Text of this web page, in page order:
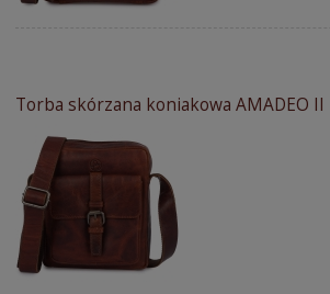
Torba skórzana koniakowa AMADEO II